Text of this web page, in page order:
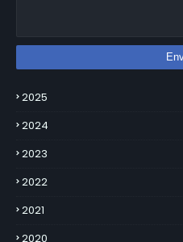
2025
2024
2023
2022
2021
2020